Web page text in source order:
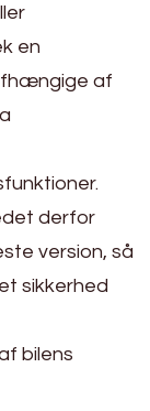
en
af
derfor
version, så
sikkerhed
bilens